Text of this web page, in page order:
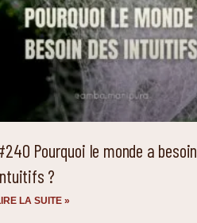
Pourquoi le monde a
?
LA SUITE »